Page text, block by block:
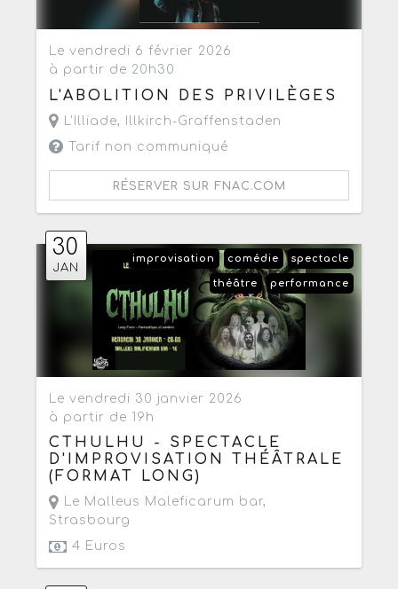
Le vendredi 6 février 2026
à partir de 20h30
L'ABOLITION DES PRIVILÈGES
L'Illiade,
Illkirch-Graffenstaden
Tarif non communiqué
RÉSERVER SUR FNAC.COM
30
JAN
spectacle
comédie
improvisation
performance
théâtre
Le vendredi 30 janvier 2026
à partir de 19h
CTHULHU - SPECTACLE
D'IMPROVISATION THÉÂTRALE
(FORMAT LONG)
Le Malleus Maleficarum bar,
Strasbourg
4 Euros